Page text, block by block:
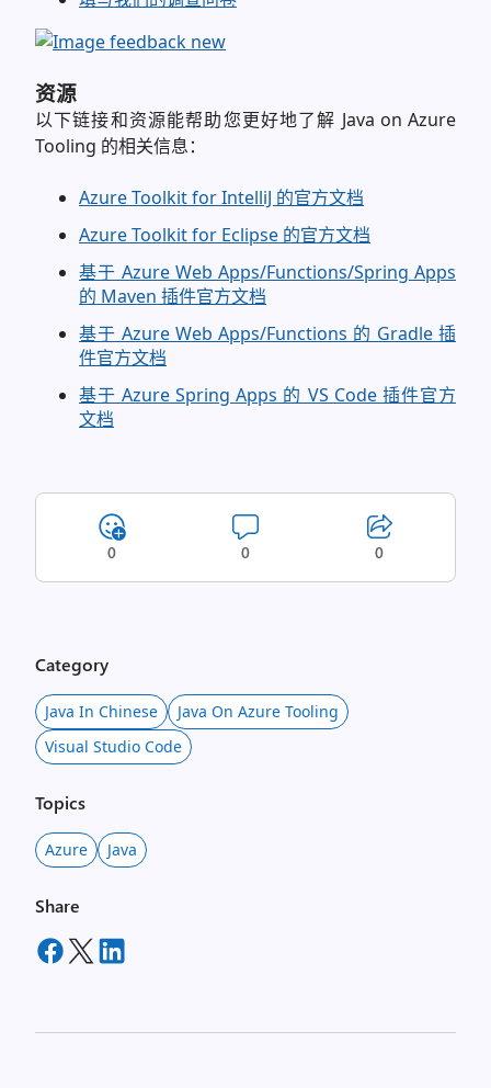
资源
以下链接和资源能帮助您更好地了解 Java on Azure
Tooling 的相关信息：
Azure Toolkit for IntelliJ 的官方文档
Azure Toolkit for Eclipse 的官方文档
基于 Azure Web Apps/Functions/Spring Apps
的 Maven 插件官方文档
基于 Azure Web Apps/Functions 的 Gradle 插
件官方文档
基于 Azure Spring Apps 的 VS Code 插件官方
文档
0 0 0
Category
Java In Chinese
Java On Azure Tooling
Visual Studio Code
Topics
Azure Java
Share